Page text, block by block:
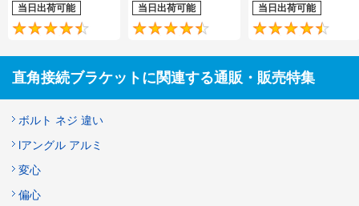
当日出荷可能
4.5
当日出荷可能
4.7
当日出荷可能
直角接続ブラケットに関連する通販・販売特集
ボルト ネジ 違い
lアングル アルミ
変心
偏心